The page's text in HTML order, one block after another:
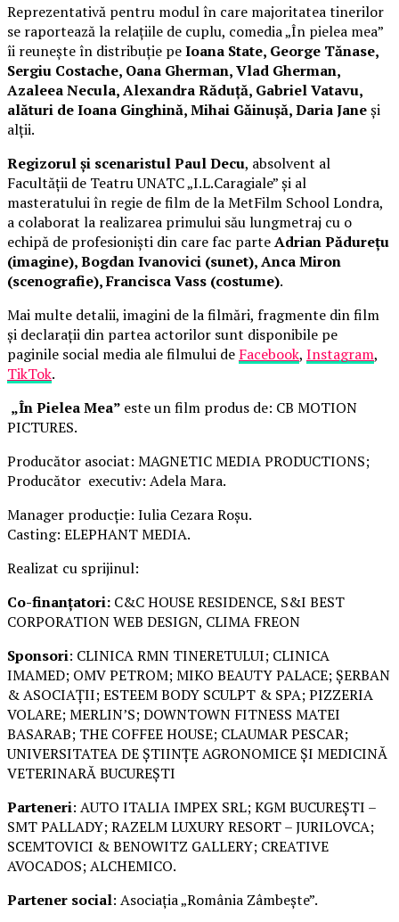
Reprezentativă pentru modul în care majoritatea tinerilor
se raportează la relațiile de cuplu, comedia „În pielea mea”
îi reunește în distribuție peIoana State, George Tănase,
Sergiu Costache, Oana Gherman, Vlad Gherman,
Azaleea Necula, Alexandra Răduță, Gabriel Vatavu,
alături de Ioana Ginghină, Mihai Găinușă, Daria Janeși
alții.
Regizorul și scenaristul Paul Decu, absolvent al
Facultății de Teatru UNATC „I.L.Caragiale” și al
masteratului în regie de film de la MetFilm School Londra,
a colaborat la realizarea primului său lungmetraj cu o
echipă de profesioniști din care fac parteAdrian Pădurețu
(imagine), Bogdan Ivanovici (sunet), Anca Miron
(scenografie), Francisca Vass (costume).
Mai multe detalii, imagini de la filmări, fragmente din film
și declarații din partea actorilor sunt disponibile pe
paginile social media ale filmului de Facebook, Instagram,
TikTok.
„În Pielea Mea” este un film produs de: CB MOTION
PICTURES.
Producător asociat: MAGNETIC MEDIA PRODUCTIONS;
Producător executiv: Adela Mara.
Manager producție: Iulia Cezara Roșu.
Casting: ELEPHANT MEDIA.
Realizat cu sprijinul:
Co-finanțatori: C&C HOUSE RESIDENCE, S&I BEST
CORPORATION WEB DESIGN, CLIMA FREON
Sponsori: CLINICA RMN TINERETULUI; CLINICA
IMAMED; OMV PETROM; MIKO BEAUTY PALACE; ȘERBAN
& ASOCIAȚII; ESTEEM BODY SCULPT & SPA; PIZZERIA
VOLARE; MERLIN’S; DOWNTOWN FITNESS MATEI
BASARAB; THE COFFEE HOUSE; CLAUMAR PESCAR;
UNIVERSITATEA DE ȘTIINȚE AGRONOMICE ȘI MEDICINĂ
VETERINARĂ BUCUREȘTI
Parteneri: AUTO ITALIA IMPEX SRL; KGM BUCUREȘTI –
SMT PALLADY; RAZELM LUXURY RESORT – JURILOVCA;
SCEMTOVICI & BENOWITZ GALLERY; CREATIVE
AVOCADOS; ALCHEMICO.
Partener social: Asociația „România Zâmbește”.